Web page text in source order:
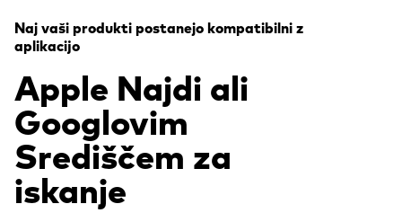
Naj vaši produkti postanejo kompatibilni z
aplikacijo
Apple Najdi ali
Googlovim
Središčem za
iskanje